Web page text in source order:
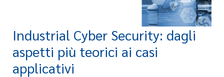
Industrial Cyber Security: dagli
aspetti più teorici ai casi
applicativi
Industrial
Security:
dagli